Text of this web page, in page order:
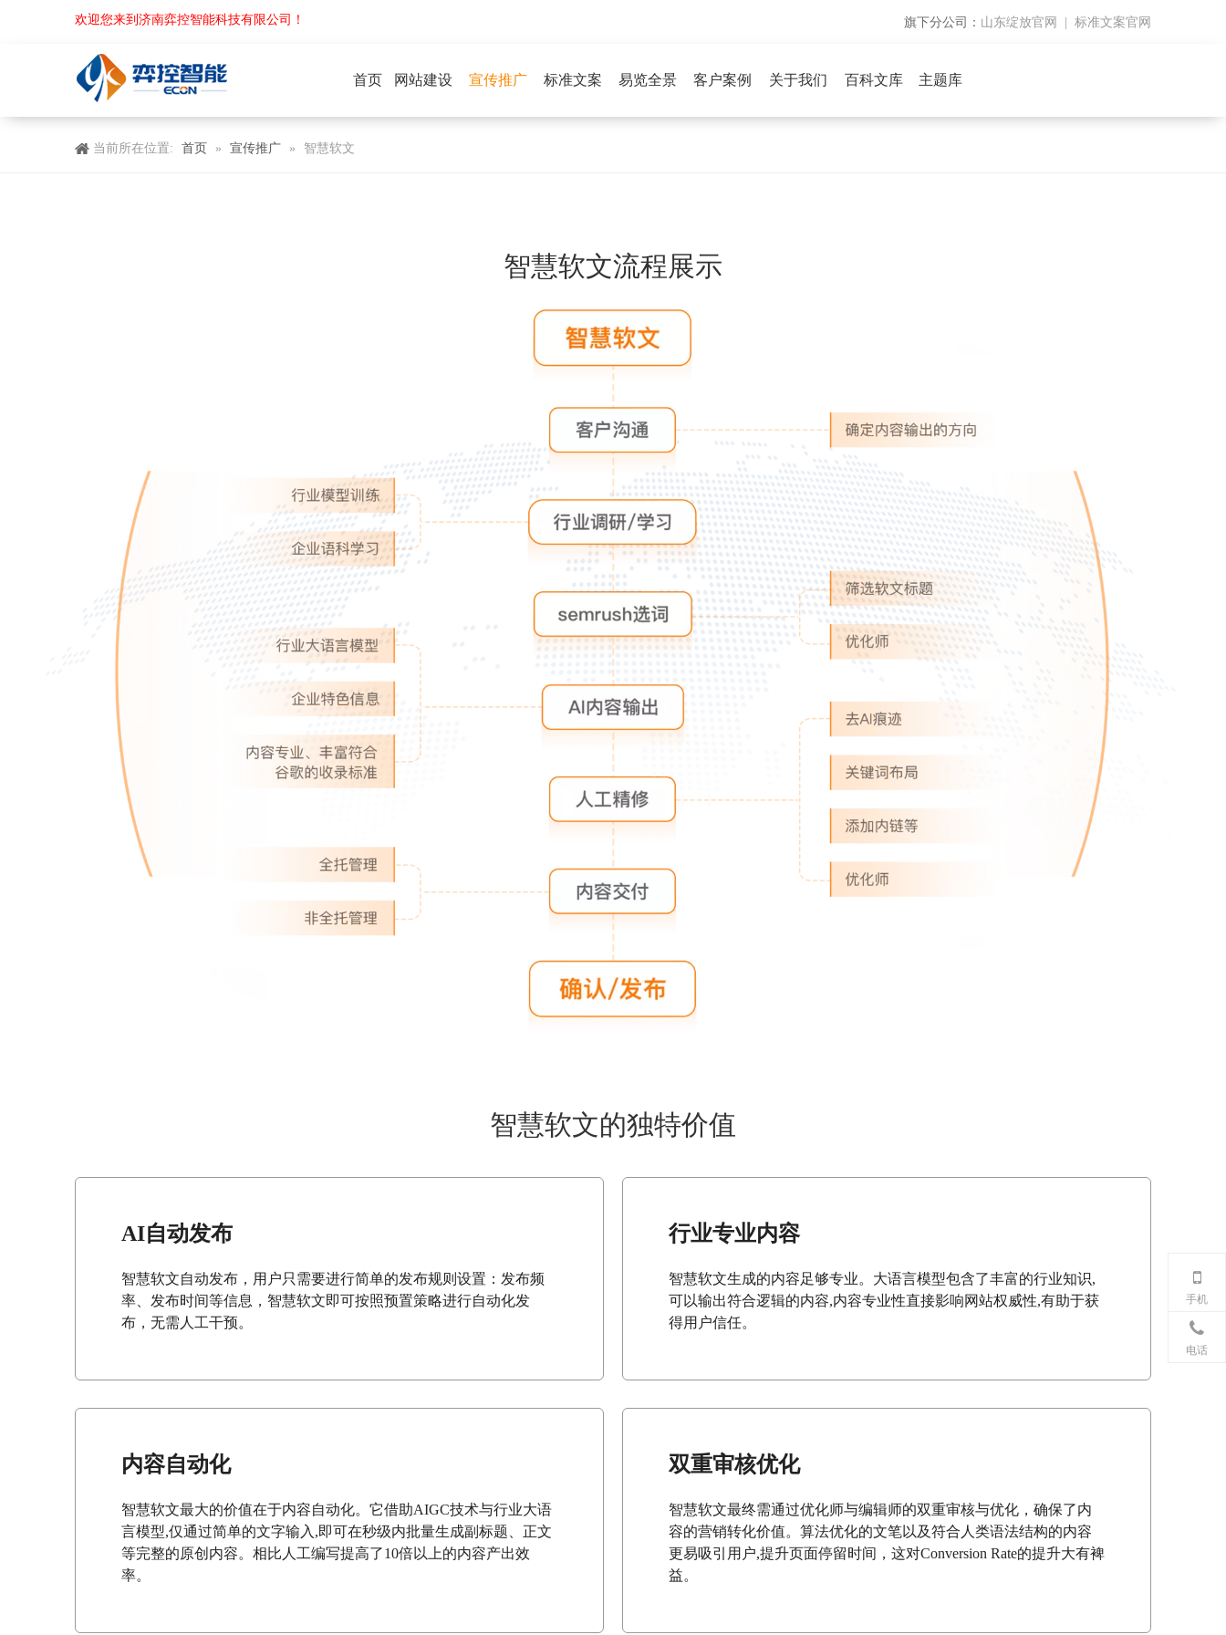
欢迎您来到济南弈控智能科技有限公司！ 旗下分公司： 山东绽放官网 标准文案官网
首页 网站建设 宣传推广 标准文案 易览全景 客户案例 关于我们 百科文库 主题库
当前所在位置: 首页 » 宣传推广 » 智慧软文
智慧软文流程展示
智慧软文的独特价值
AI自动发布
智慧软文自动发布，用户只需要进行简单的发布规则设置：发布频
率、发布时间等信息，智慧软文即可按照预置策略进行自动化发
布，无需人工干预。
内容自动化
智慧软文最大的价值在于内容自动化。它借助AIGC技术与行业大语
言模型,仅通过简单的文字输入,即可在秒级内批量生成副标题、正文
等完整的原创内容。相比人工编写提高了10倍以上的内容产出效
率。
行业专业内容
智慧软文生成的内容足够专业。大语言模型包含了丰富的行业知识,
可以输出符合逻辑的内容,内容专业性直接影响网站权威性,有助于获
得用户信任。
双重审核优化
智慧软文最终需通过优化师与编辑师的双重审核与优化，确保了内
容的营销转化价值。算法优化的文笔以及符合人类语法结构的内容
更易吸引用户,提升页面停留时间，这对Conversion Rate的提升大有裨
益。
手机
电话